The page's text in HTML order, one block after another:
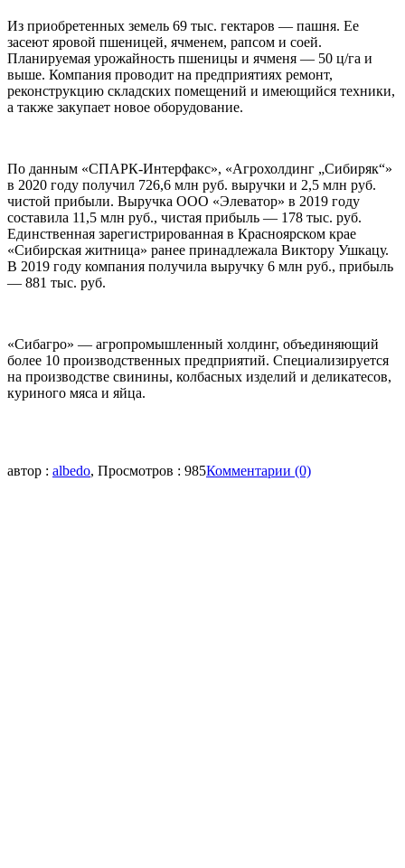
Из приобретенных земель 69 тыс. гектаров — пашня. Ее
засеют яровой пшеницей, ячменем, рапсом и соей.
Планируемая урожайность пшеницы и ячменя — 50 ц/га и
выше. Компания проводит на предприятиях ремонт,
реконструкцию складских помещений и имеющийся техники,
а также закупает новое оборудование.
По данным «СПАРК-Интерфакс», «Агрохолдинг „Сибиряк“»
в 2020 году получил 726,6 млн руб. выручки и 2,5 млн руб.
чистой прибыли. Выручка ООО «Элеватор» в 2019 году
составила 11,5 млн руб., чистая прибыль — 178 тыс. руб.
Единственная зарегистрированная в Красноярском крае
«Сибирская житница» ранее принадлежала Виктору Ушкацу.
В 2019 году компания получила выручку 6 млн руб., прибыль
— 881 тыс. руб.
«Сибагро» — агропромышленный холдинг, объединяющий
более 10 производственных предприятий. Специализируется
на производстве свинины, колбасных изделий и деликатесов,
куриного мяса и яйца.
автор : albedo, Просмотров : 985Комментарии (0)